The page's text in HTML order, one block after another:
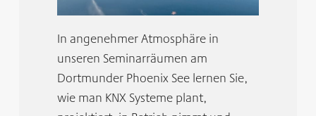
­In angenehmer Atmosphäre in
unseren Seminarräumen am
Dortmunder Phoenix See lernen Sie,
wie man KNX Systeme plant,